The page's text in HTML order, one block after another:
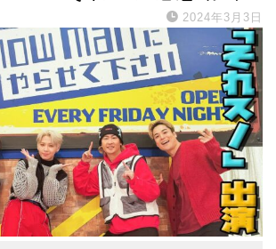
2024年3月3日